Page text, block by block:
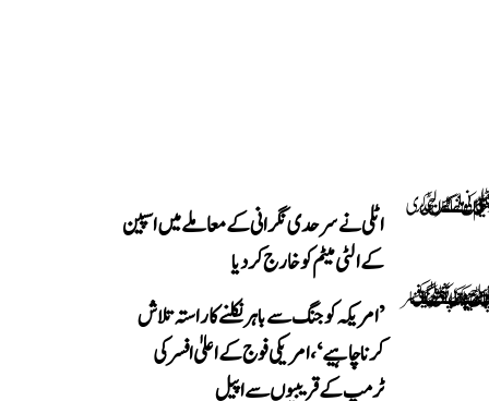
اٹلی نے سرحدی نگرانی کے معاملے میں اسپین
کے الٹی میٹم کو خارج کر دیا
’امریکہ کو جنگ سے باہر نکلنے کا راستہ تلاش
کرنا چاہیے‘، امریکی فوج کے اعلیٰ افسر کی
ٹرمپ کے قریبیوں سے اپیل